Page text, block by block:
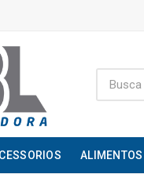
ALIMENTOS